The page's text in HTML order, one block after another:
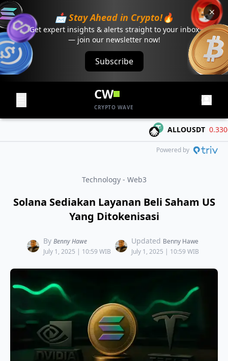
📩 Stay Ahead in Crypto!🔥
Get expert insights & alerts straight to your inbox
— join our newsletter now!
Subscribe
CW
CRYPTO WAVE
ALLOUSDT 0.3306
Powered by
Technology - Web3
Solana Sediakan Layanan Beli Saham US
Yang Ditokenisasi
By Benny Hawe
July 1, 2025 | 10:59 WIB
Updated Benny Hawe
July 1, 2025 | 10:59 WIB